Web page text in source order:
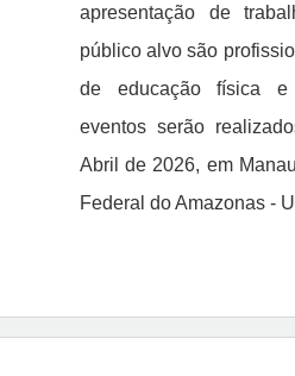
apresentação de
público alvo são
de educação física e
eventos serão
Abril de 2026, em
Federal do Amazonas -